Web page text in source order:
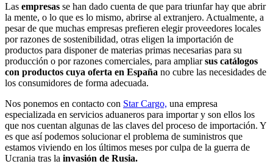
Las empresas se han dado cuenta de que para triunfar hay que abrir
la mente, o lo que es lo mismo, abrirse al extranjero. Actualmente, a
pesar de que muchas empresas prefieren elegir proveedores locales
por razones de sostenibilidad, otras eligen la importación de
productos para disponer de materias primas necesarias para su
producción o por razones comerciales, para ampliarsus catálogos
con productos cuya oferta en España no cubre las necesidades de
los consumidores de forma adecuada.
Nos ponemos en contacto con Star Cargo, una empresa
especializada en servicios aduaneros para importar y son ellos los
que nos cuentan algunas de las claves del proceso de importación. Y
es que así podemos solucionar el problema de suministros que
estamos viviendo en los últimos meses por culpa de la guerra de
Ucrania tras la invasión de Rusia.